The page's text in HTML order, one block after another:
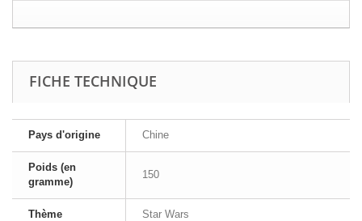
FICHE TECHNIQUE
Pays d'origine Chine
Poids (en
gramme)
150
Thème Star Wars